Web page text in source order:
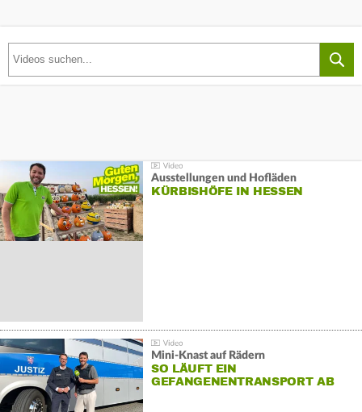
Ausstellungen und Hofläden
KÜRBISHÖFE IN HESSEN
Mini-Knast auf Rädern
SO LÄUFT EIN
GEFANGENENTRANSPORT AB